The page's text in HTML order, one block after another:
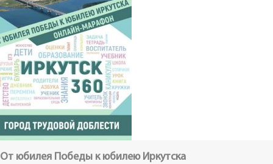
От юбилея Победы к юбилею Иркутска